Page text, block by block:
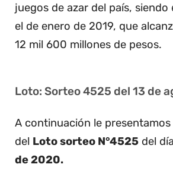
juegos de azar del país, siendo
el de enero de 2019, que
12 mil 600 millones de pesos.
Loto: Sorteo 4525 del 13 de
A continuación le
del Loto sorteo N°4525 del día
de 2020.